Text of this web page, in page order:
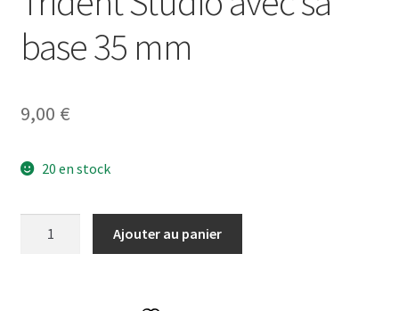
base 35 mm
9,00 €
20 en stock
Ajouter au panier